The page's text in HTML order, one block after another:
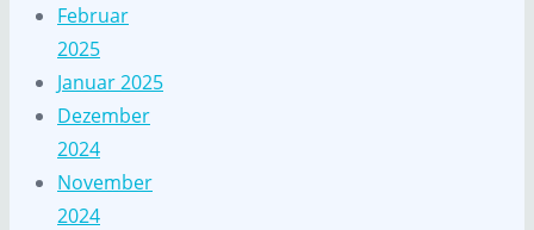
Februar
2025
Januar 2025
Dezember
2024
November
2024